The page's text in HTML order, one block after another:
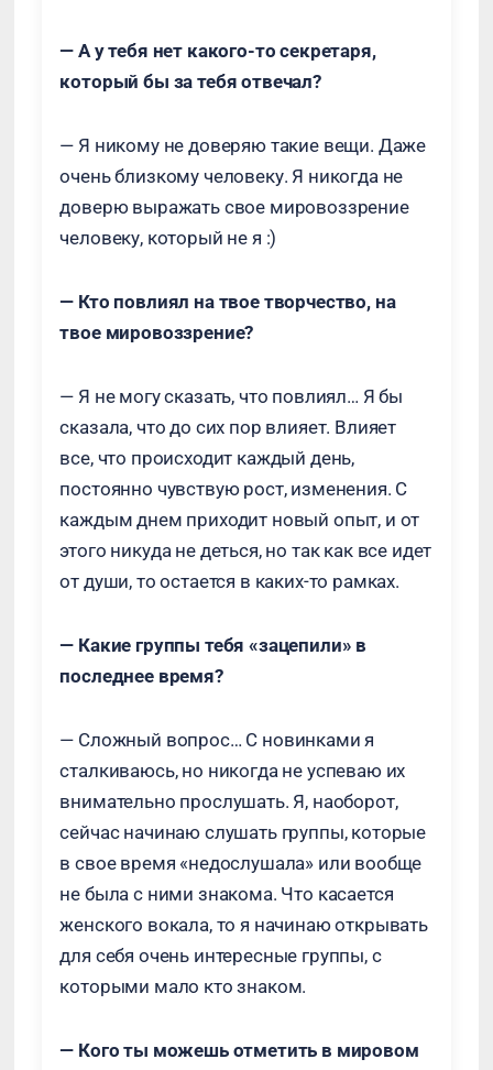
— А у тебя нет какого-то секретаря,
который бы за тебя отвечал?
— Я никому не доверяю такие вещи. Даже
очень близкому человеку. Я никогда не
доверю выражать свое мировоззрение
человеку, который не я :)
— Кто повлиял на твое творчество, на
твое мировоззрение?
— Я не могу сказать, что повлиял… Я бы
сказала, что до сих пор влияет. Влияет
все, что происходит каждый день,
постоянно чувствую рост, изменения. С
каждым днем приходит новый опыт, и от
этого никуда не деться, но так как все идет
от души, то остается в каких-то рамках.
— Какие группы тебя «зацепили» в
последнее время?
— Сложный вопрос… С новинками я
сталкиваюсь, но никогда не успеваю их
внимательно прослушать. Я, наоборот,
сейчас начинаю слушать группы, которые
в свое время «недослушала» или вообще
не была с ними знакома. Что касается
женского вокала, то я начинаю открывать
для себя очень интересные группы, с
которыми мало кто знаком.
— Кого ты можешь отметить в мировом